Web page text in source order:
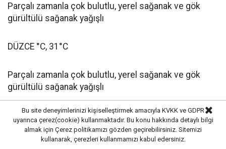
Parçalı zamanla çok bulutlu, yerel sağanak ve gök
gürültülü sağanak yağışlı
DÜZCE °C, 31°C
Parçalı zamanla çok bulutlu, yerel sağanak ve gök
gürültülü sağanak yağışlı
KASTAMONU °C, 29°C
Parçalı zamanla çok bulutlu, yerel sağanak ve gök
Bu site deneyimlerinizi kişiselleştirmek amacıyla KVKK ve GDPR
uyarınca çerez(cookie) kullanmaktadır. Bu konu hakkında detaylı bilgi
almak için Çerez politikamızı gözden geçirebilirsiniz. Sitemizi
kullanarak, çerezleri kullanmamızı kabul edersiniz.